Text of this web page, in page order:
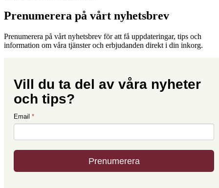
Prenumerera på vårt nyhetsbrev
Prenumerera på vårt nyhetsbrev för att få uppdateringar, tips och
information om våra tjänster och erbjudanden direkt i din inkorg.